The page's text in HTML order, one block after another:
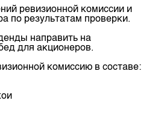
металлам
по ГЦБ
ГЦБ
ревизионной комиссии и
по результатам проверки.
направить на
для акционеров.
комиссию в составе: